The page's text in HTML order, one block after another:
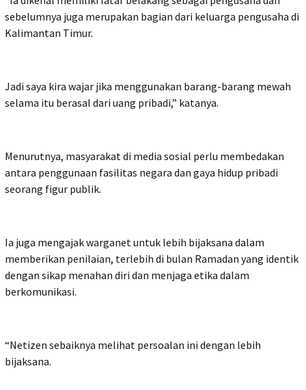
sebelumnya juga merupakan bagian dari keluarga pengusaha di
Kalimantan Timur.
Jadi saya kira wajar jika menggunakan barang-barang mewah
selama itu berasal dari uang pribadi,” katanya.
Menurutnya, masyarakat di media sosial perlu membedakan
antara penggunaan fasilitas negara dan gaya hidup pribadi
seorang figur publik.
Ia juga mengajak warganet untuk lebih bijaksana dalam
memberikan penilaian, terlebih di bulan Ramadan yang identik
dengan sikap menahan diri dan menjaga etika dalam
berkomunikasi.
“Netizen sebaiknya melihat persoalan ini dengan lebih
bijaksana.